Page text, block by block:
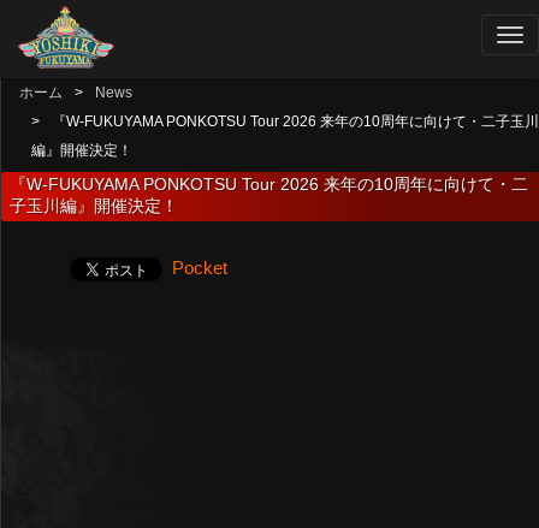
ホーム
News
『W-FUKUYAMA PONKOTSU Tour 2026 来年の10周年に向けて・二子玉川
編』開催決定！
『W-FUKUYAMA PONKOTSU Tour 2026 来年の10周年に向けて・二
子玉川編』開催決定！
Pocket